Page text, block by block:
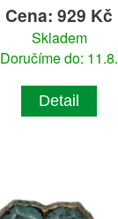
Cena: 929 Kč
Skladem
Doručíme do: 11.8.
Detail